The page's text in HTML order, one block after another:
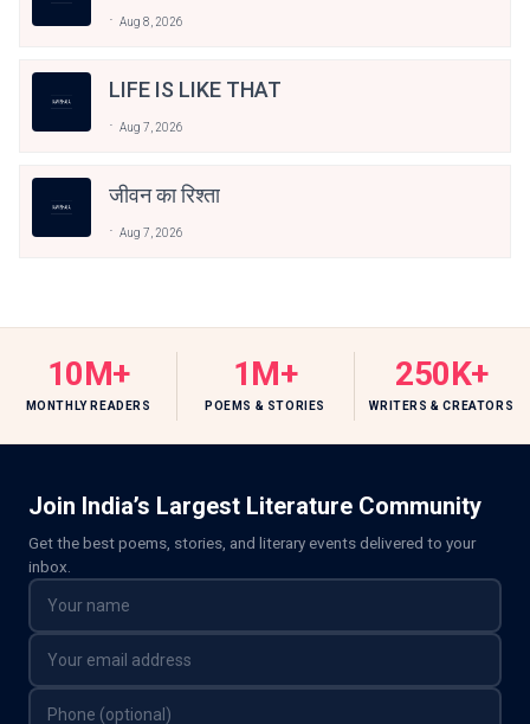
Aug 8, 2026
LIFE IS LIKE THAT
Aug 7, 2026
जीवन का रिश्ता
Aug 7, 2026
10M+
MONTHLY READERS
1M+
POEMS & STORIES
250K+
WRITERS & CREATORS
Join India’s Largest Literature Community
Get the best poems, stories, and literary events delivered to your
inbox.